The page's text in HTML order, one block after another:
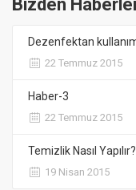
Bizden
Dezenfektan
22 Temmuz 2015
Haber-3
22 Temmuz 2015
Temizlik Nasıl Yapılır?
19 Nisan 2015